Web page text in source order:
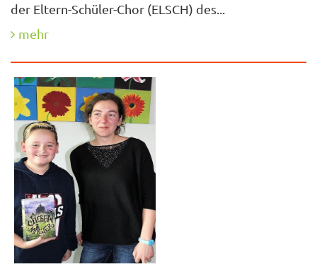
der Eltern-Schüler-Chor (ELSCH) des...
mehr